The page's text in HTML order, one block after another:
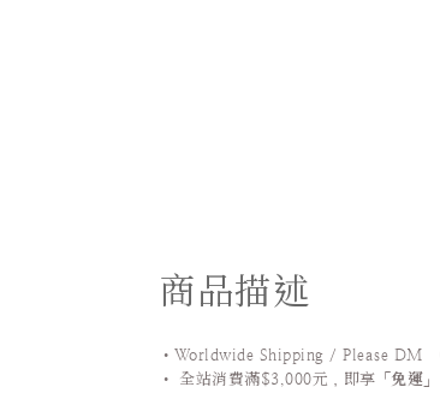
商品描述
•Worldwide Shipping / Please DM
•
全站消費滿$3,000元，即享「 免運 」